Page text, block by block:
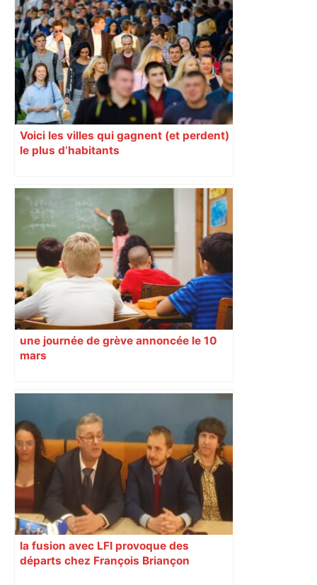
Voici les villes qui gagnent (et perdent)
le plus d’habitants
une journée de grève annoncée le 10
mars
la fusion avec LFI provoque des
départs chez François Briançon